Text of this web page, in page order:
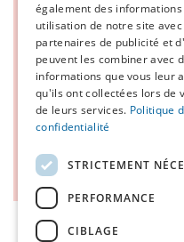
enjeux
Fondateur duCritical
promeut une
aux sciences
et ses prises de
les
identité, leur rôle et
d’un système de
également des
utilisation de notre site avec
partenaires de publicité et
peuvent les combiner avec
informations que vous leur
qu'ils ont collectées lors de
de leurs services. Politique
confidentialité
STRICTEMENT
PERFORMANCE
CIBLAGE